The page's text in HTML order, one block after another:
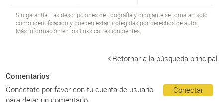
Sin garantía. Las descripciones de tipografía y dibujante se tomarán sólo
como identificación y pueden estar protegidas por derechos de autor.
Más información en los links correspondientes.
Retornar a la búsqueda principal
Comentarios
Conectar
Conéctate por favor con tu cuenta de usuario
para dejar un comentario.